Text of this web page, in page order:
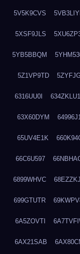
5V5K9CVS
5XSF9JLS
5YB5BBQM
5Z1VP9TD
6316UU0I 634ZKLU1
63X60DYM
65UV4E1K
66C6U597
6899WHVC
699GTUTR
6A5ZOVTI
6AX21SAB